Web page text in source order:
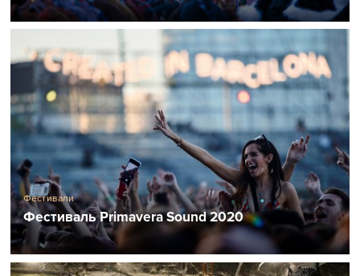
Фестивали
Фестиваль Primavera Sound 2020